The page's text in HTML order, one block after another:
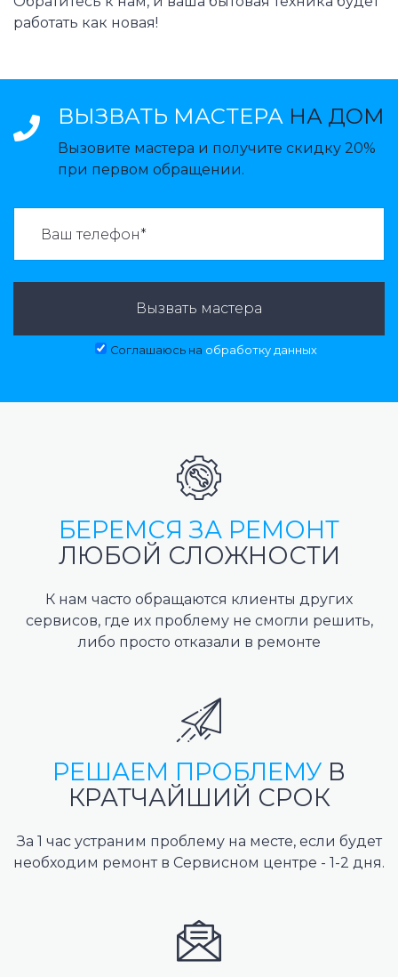
работать как новая!
ВЫЗВАТЬ МАСТЕРА НА ДОМ
Вызовите мастера и получите скидку 20%
при первом обращении.
Вызвать мастера
Соглашаюсь на обработку данных
БЕРЕМСЯ ЗА РЕМОНТ
ЛЮБОЙ СЛОЖНОСТИ
К нам часто обращаются клиенты других
сервисов, где их проблему не смогли решить,
либо просто отказали в ремонте
РЕШАЕМ ПРОБЛЕМУ В
КРАТЧАЙШИЙ СРОК
За 1 час устраним проблему на месте, если будет
необходим ремонт в Сервисном центре - 1-2 дня.